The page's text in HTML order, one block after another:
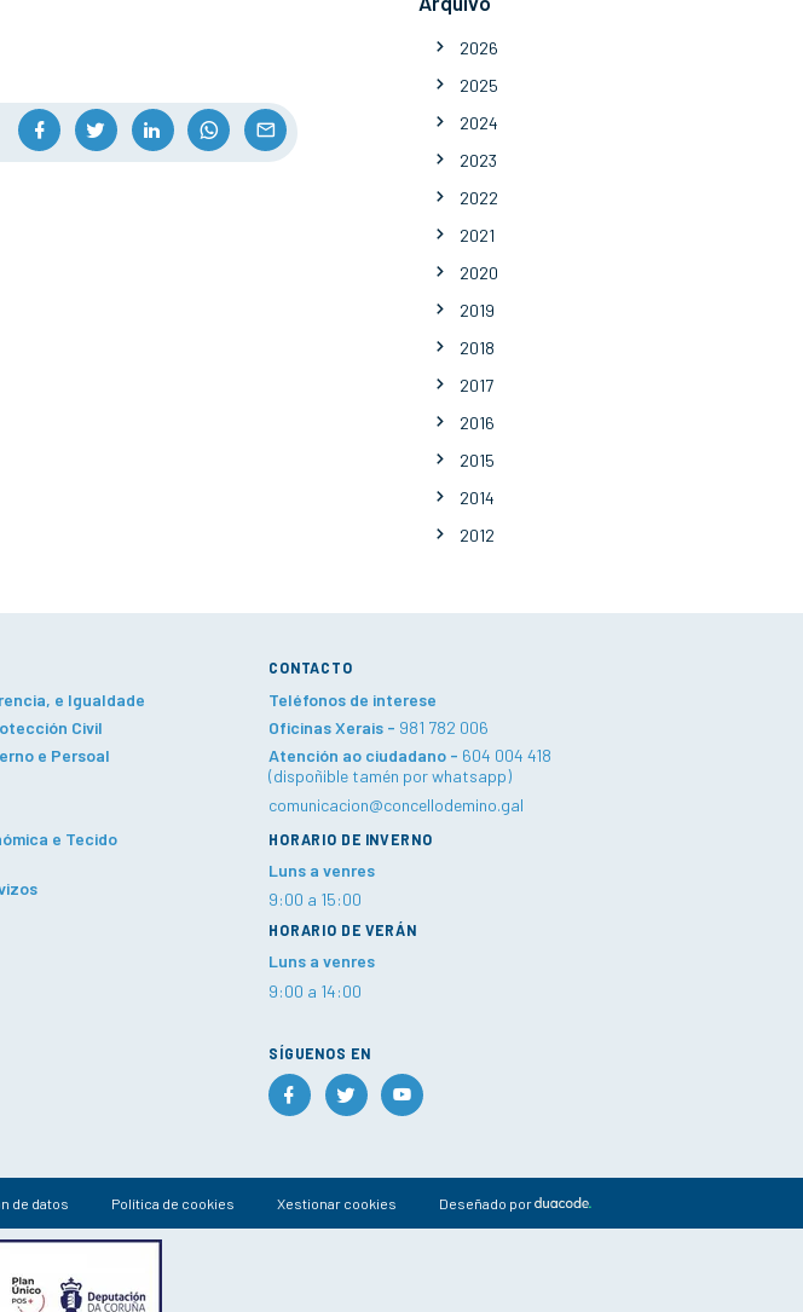
2026
2025
2024
2023
2022
2021
2020
2019
2018
2017
2016
2015
2014
2012
e Igualdade
Civil
e Persoal
e Tecido
CONTACTO
Teléfonos de interese
Oficinas Xerais - 981 782 006
Atención ao ciudadano - 604 004 418
(dispoñible tamén por whatsapp)
comunicacion@concellodemino.gal
HORARIO DE INVERNO
Luns a venres
9:00 a 15:00
HORARIO DE VERÁN
Luns a venres
9:00 a 14:00
SÍGUENOS EN
de datos Política de cookies Xestionar cookies Deseñado por